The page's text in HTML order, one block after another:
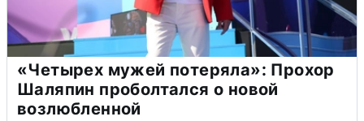
«Четырех мужей потеряла»: Прохор
Шаляпин проболтался о новой
возлюбленной